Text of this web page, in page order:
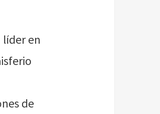
en
de